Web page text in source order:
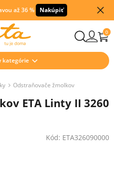
až 36 % Nakúpiť
0
kategórie
Odstraňovače žmolkov
ETA Linty II 3260
Kód: ETA326090000